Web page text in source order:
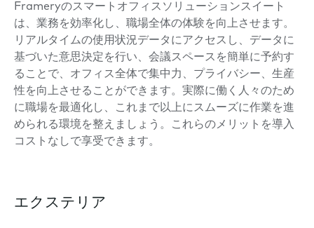
Frameryのスマートオフィスソリューションスイート
は、業務を効率化し、職場全体の体験を向上させます。
リアルタイムの使用状況データにアクセスし、データに
基づいた意思決定を行い、会議スペースを簡単に予約す
ることで、オフィス全体で集中力、プライバシー、生産
性を向上させることができます。実際に働く人々のため
に職場を最適化し、これまで以上にスムーズに作業を進
められる環境を整えましょう。これらのメリットを導入
コストなしで享受できます。
エクステリア